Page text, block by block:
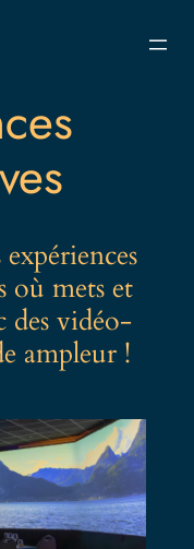
où mets et
des vidéo-
ampleur !